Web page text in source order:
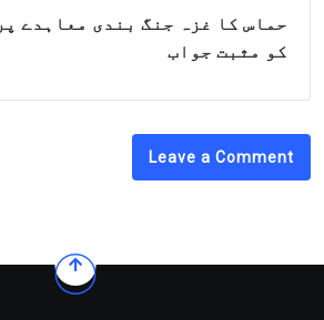
حماس کا غزہ جنگ بندی معاہدے
کو مثبت جواب
Leave a Comment